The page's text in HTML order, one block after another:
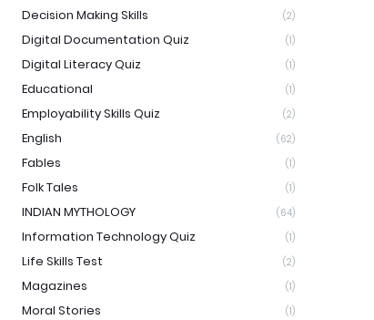
Decision Making Skills (2)
Digital Documentation Quiz (1)
Digital Literacy Quiz (1)
Educational (1)
Employability Skills Quiz (2)
English (62)
Fables (1)
Folk Tales (1)
INDIAN MYTHOLOGY (64)
Information Technology Quiz (1)
Life Skills Test (2)
Magazines (1)
Moral Stories (1)